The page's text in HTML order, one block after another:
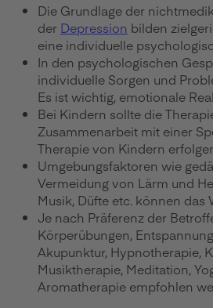
Die Grundlage der
der Depression bilden
eine individuelle
In den psychologischen
individuelle Sorgen und
Es ist wichtig, emotionale
Bei Kindern sollte die
Zusammenarbeit mit einer
Therapie von Kindern
Umgebungsfaktoren wie
Vermeidung von Lärm und
Musik, Düfte etc. können das
Je nach Präferenz der
Körperübungen,
Akupunktur, Hypnotherapie,
Musiktherapie, Meditation,
Aromatherapie empfohlen